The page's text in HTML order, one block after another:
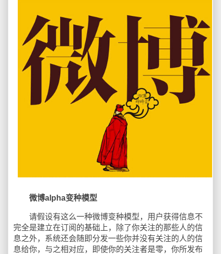
微博alpha变种模型
请假设有这么一种微博变种模型，用户获得信息不
完全是建立在订阅的基础上，除了你关注的那些人的信
息之外，系统还会随即分发一些你并没有关注的人的信
息给你，与之相对应，即使你的关注者是零，你所发布